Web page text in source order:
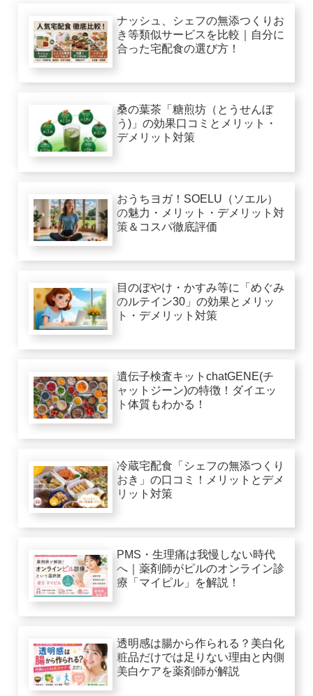
ナッシュ、シェフの無添つくりお
き等類似サービスを比較｜自分に
合った宅配食の選び方！
桑の葉茶「糖煎坊（とうせんぼ
う)」の効果口コミとメリット・
デメリット対策
おうちヨガ！SOELU（ソエル）
の魅力・メリット・デメリット対
策＆コスパ徹底評価
目のぼやけ・かすみ等に「めぐみ
のルテイン30」の効果とメリッ
ト・デメリット対策
遺伝子検査キットchatGENE(チ
ャットジーン)の特徴！ダイエッ
ト体質もわかる！
冷蔵宅配食「シェフの無添つくり
おき」の口コミ！メリットとデメ
リット対策
PMS・生理痛は我慢しない時代
へ｜薬剤師がピルのオンライン診
療「マイピル」を解説！
透明感は腸から作られる？美白化
粧品だけでは足りない理由と内側
美白ケアを薬剤師が解説